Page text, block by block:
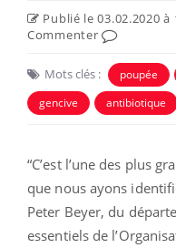
Publié le 03.02.2020 à
Commenter
Mots clés : poupée
gencive
antibiotique
“C’est l’une des plus
que nous ayons
Peter Beyer, du
essentiels de